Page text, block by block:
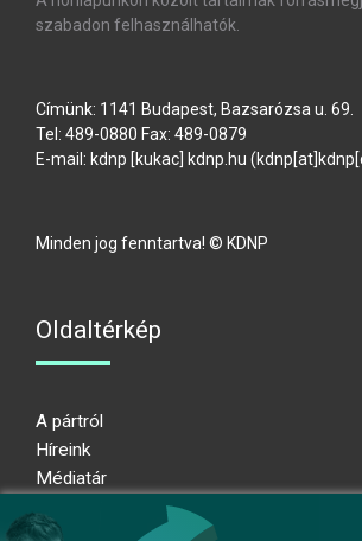
szabadon felhasználhatók.
Címünk: 1141 Budapest, Bazsarózsa u. 69.
Tel: 489-0880 Fax: 489-0879
E-mail: kdnp [kukac] kdnp hu
Minden jog fenntartva! © KDNP
Oldaltérkép
A pártról
Híreink
Médiatár
Adatkezelési nyilatkozat